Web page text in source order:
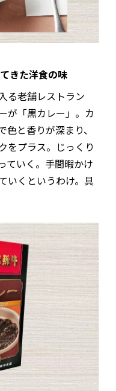
きた洋食の味
る老舗レストラン
が「黒カレー」。カ
と香りが深まり、
をプラス。じっくり
ていく。手間暇かけ
いくというわけ。具